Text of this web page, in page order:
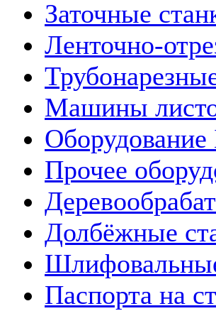
Заточные
Ленточно-
Машины
Прочее
Долбёжные
Паспорта на